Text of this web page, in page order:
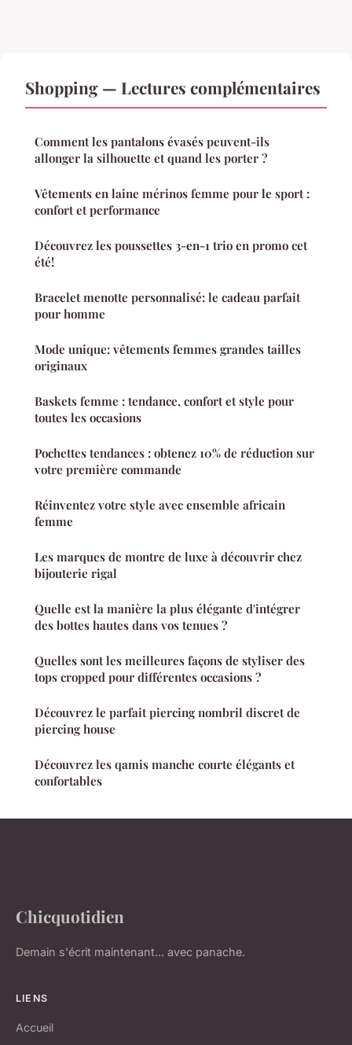
Shopping — Lectures complémentaires
Comment les pantalons évasés peuvent-ils
allonger la silhouette et quand les porter ?
Vêtements en laine mérinos femme pour le sport :
confort et performance
Découvrez les poussettes 3-en-1 trio en promo cet
été!
Bracelet menotte personnalisé: le cadeau parfait
pour homme
Mode unique: vêtements femmes grandes tailles
originaux
Baskets femme : tendance, confort et style pour
toutes les occasions
Pochettes tendances : obtenez 10% de réduction sur
votre première commande
Réinventez votre style avec ensemble africain
femme
Les marques de montre de luxe à découvrir chez
bijouterie rigal
Quelle est la manière la plus élégante d'intégrer
des bottes hautes dans vos tenues ?
Quelles sont les meilleures façons de styliser des
tops cropped pour différentes occasions ?
Découvrez le parfait piercing nombril discret de
piercing house
Découvrez les qamis manche courte élégants et
confortables
Chicquotidien
Demain s'écrit maintenant... avec panache.
LIENS
Accueil